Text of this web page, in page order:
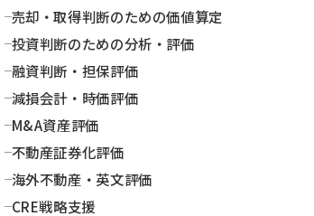
売却・取得判断のための価値算定
投資判断のための分析・評価
融資判断・担保評価
減損会計・時価評価
M&A資産評価
不動産証券化評価
海外不動産・英文評価
CRE戦略支援